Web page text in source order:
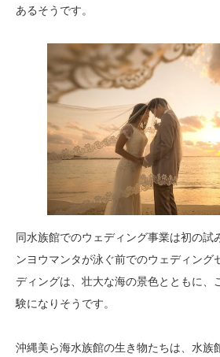
あるそうです。
同水族館でのウェディング事業は初の試
ンヨウマンタが泳ぐ前でのウェディング
ディングは、壮大な海の景色とともに、
験になりそうです。
沖縄美ら海水族館の生き物たちは、水族